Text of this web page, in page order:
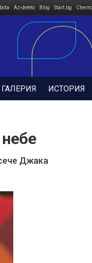
Az-deteto Blog Start.bg
ГАЛЕРИЯ ИСТОРИЯ
Джака